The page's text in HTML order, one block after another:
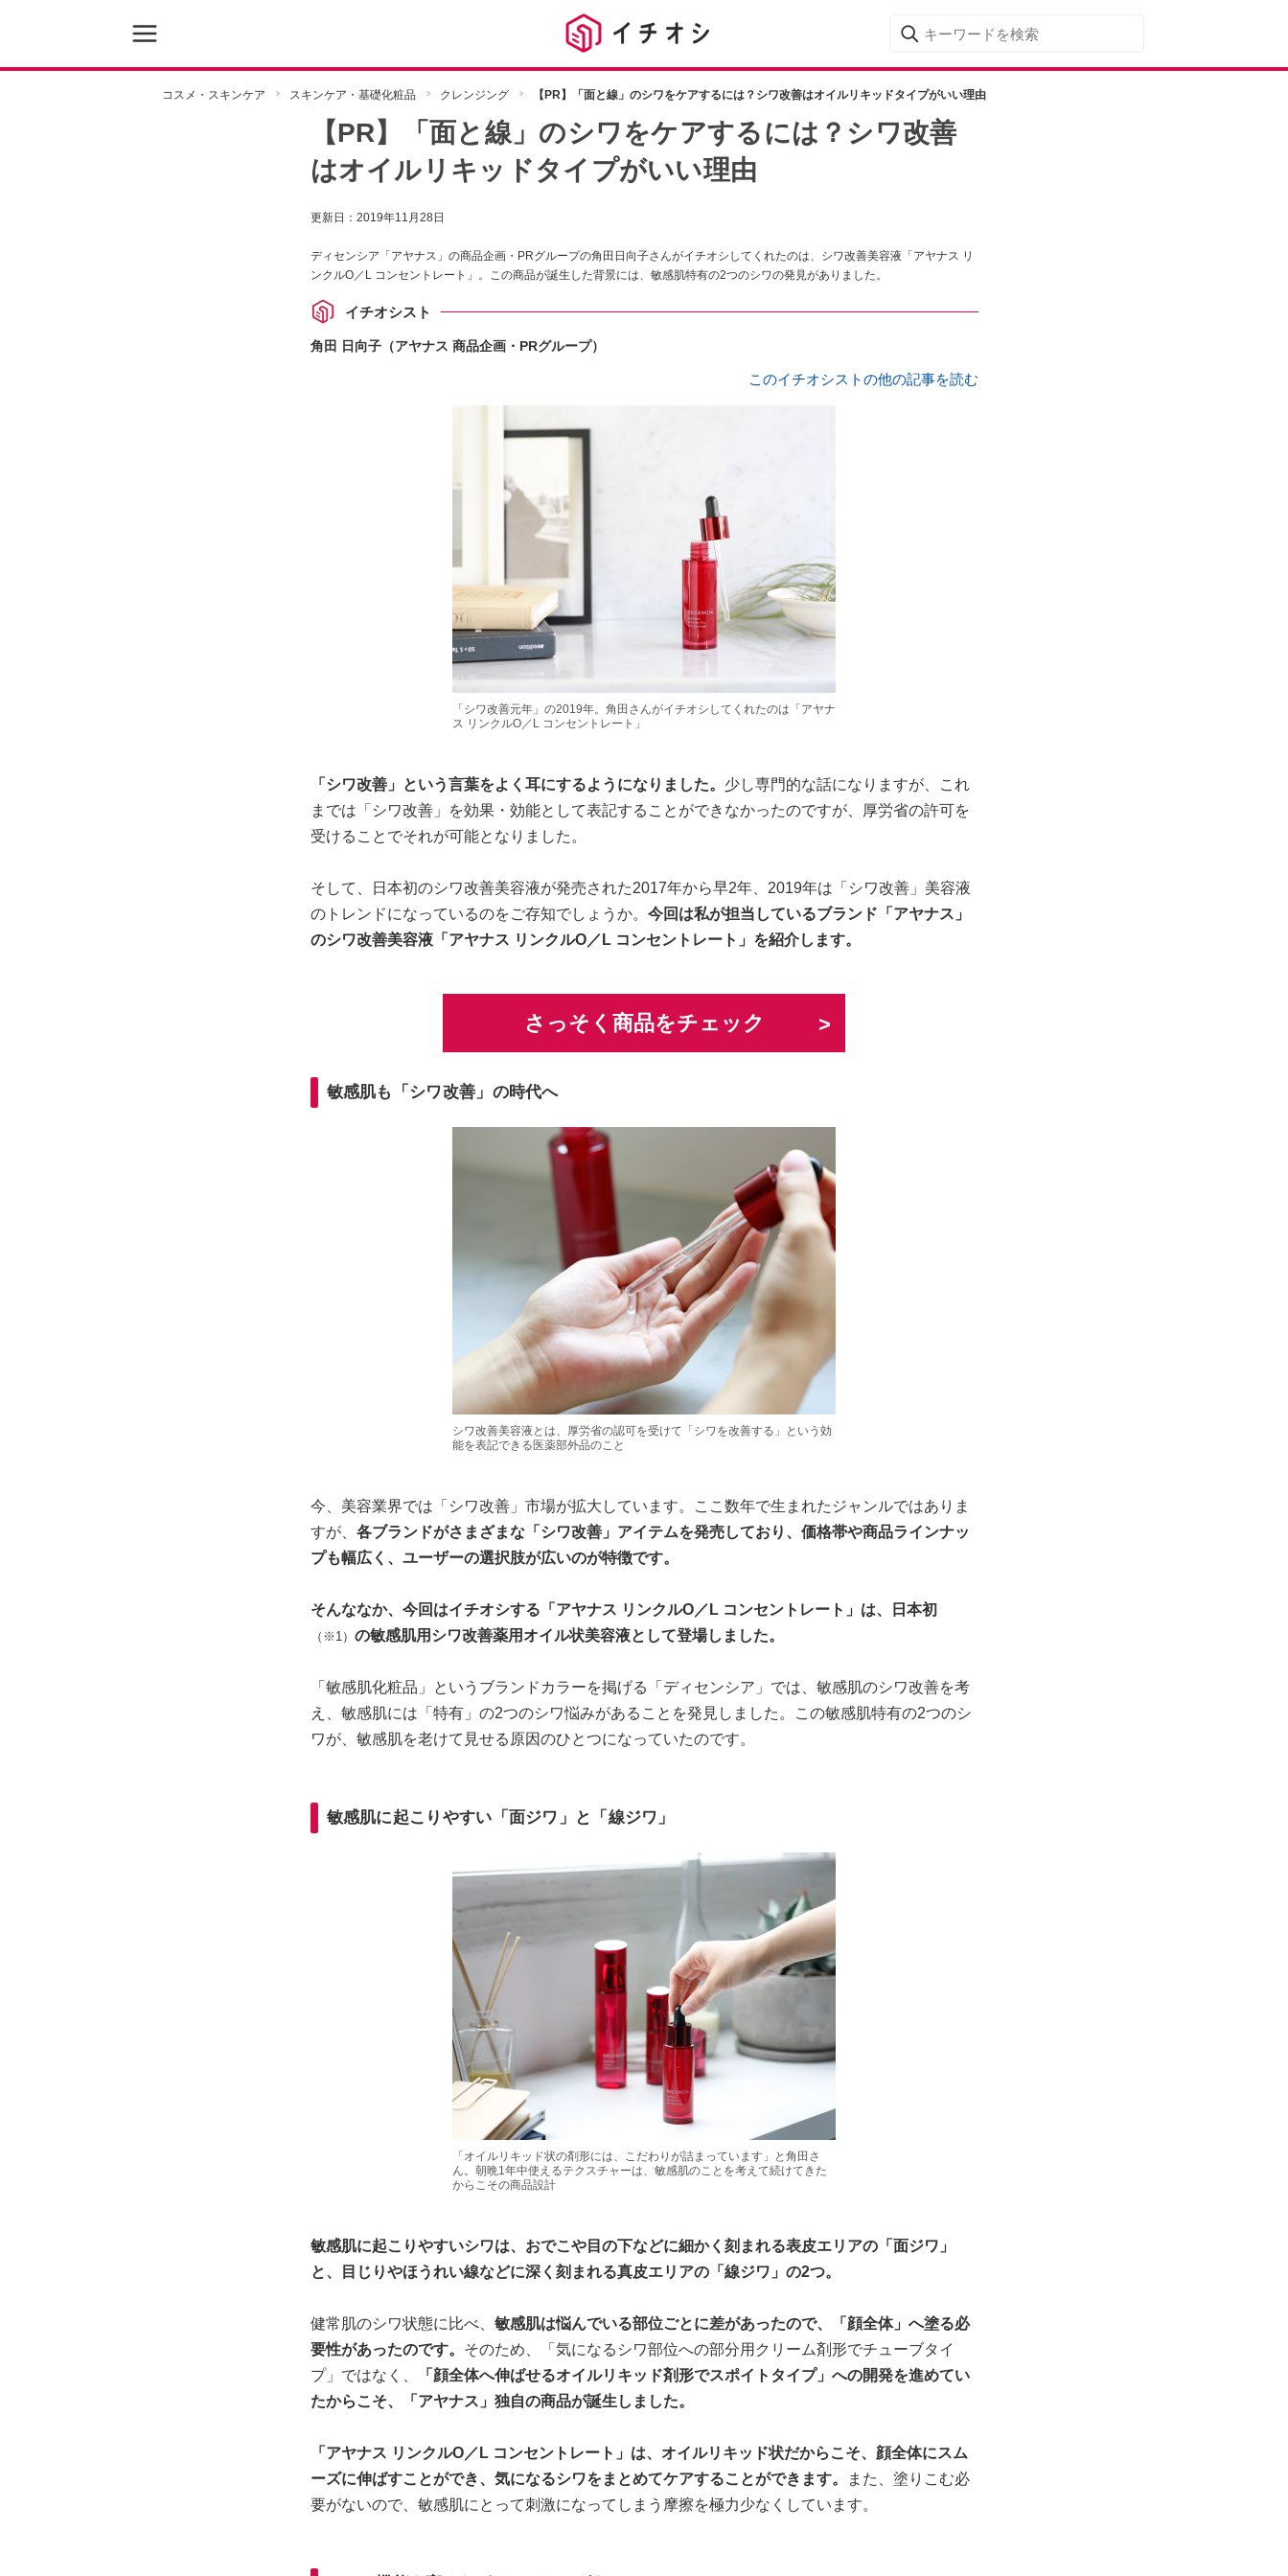
コスメ・スキンケア スキンケア・基礎化粧品 クレンジング 【PR】「面と線」のシワをケアするには？シワ改善はオイルリキッドタイプがいい理由
【PR】「面と線」のシワをケアするには？シワ改善
はオイルリキッドタイプがいい理由
更新日： 2019年11月28日
ディセンシア「アヤナス」の商品企画・PRグループの角田日向子さんがイチオシしてくれたのは、シワ改善美容液「アヤナス リ
ンクルO／L コンセントレート」。この商品が誕生した背景には、敏感肌特有の2つのシワの発見がありました。
イチオシスト
角田 日向子（アヤナス 商品企画・PRグループ）
このイチオシストの他の記事を読む
「シワ改善元年」の2019年。角田さんがイチオシしてくれたのは「アヤナ
ス リンクルO／L コンセントレート」
「シワ改善」という言葉をよく耳にするようになりました。 少し専門的な話になりますが、これ
までは「シワ改善」を効果・効能として表記することができなかったのですが、厚労省の許可を
受けることでそれが可能となりました。
そして、日本初のシワ改善美容液が発売された2017年から早2年、2019年は「シワ改善」美容液
のトレンドになっているのをご存知でしょうか。 今回は私が担当しているブランド「アヤナス」
のシワ改善美容液「アヤナス リンクルO／L コンセントレート」を紹介します。
さっそく商品をチェック
敏感肌も「シワ改善」の時代へ
シワ改善美容液とは、厚労省の認可を受けて「シワを改善する」という効
能を表記できる医薬部外品のこと
今、美容業界では「シワ改善」市場が拡大しています。ここ数年で生まれたジャンルではありま
すが、 各ブランドがさまざまな「シワ改善」アイテムを発売しており、価格帯や商品ラインナッ
プも幅広く、ユーザーの選択肢が広いのが特徴です。
そんななか、今回はイチオシする「アヤナス リンクルO／L コンセントレート」は、日本初
（※1） の敏感肌用シワ改善薬用オイル状美容液として登場しました。
「敏感肌化粧品」というブランドカラーを掲げる「ディセンシア」では、敏感肌のシワ改善を考
え、敏感肌には「特有」の2つのシワ悩みがあることを発見しました。この敏感肌特有の2つのシ
ワが、敏感肌を老けて見せる原因のひとつになっていたのです。
敏感肌に起こりやすい「面ジワ」と「線ジワ」
「オイルリキッド状の剤形には、こだわりが詰まっています」と角田さ
ん。朝晩1年中使えるテクスチャーは、敏感肌のことを考えて続けてきた
からこその商品設計
敏感肌に起こりやすいシワは、おでこや目の下などに細かく刻まれる表皮エリアの「面ジワ」
と、目じりやほうれい線などに深く刻まれる真皮エリアの「線ジワ」の2つ。
健常肌のシワ状態に比べ、 敏感肌は悩んでいる部位ごとに差があったので、「顔全体」へ塗る必
要性があったのです。 そのため、「気になるシワ部位への部分用クリーム剤形でチューブタイ
プ」ではなく、
「顔全体へ伸ばせるオイルリキッド剤形でスポイトタイプ」への開発を進めてい
たからこそ、「アヤナス」独自の商品が誕生しました。
「アヤナス リンクルO／L コンセントレート」は、オイルリキッド状だからこそ、顔全体にスム
ーズに伸ばすことができ、気になるシワをまとめてケアすることができます。
また、塗りこむ必
要がないので、敏感肌にとって刺激になってしまう摩擦を極力少なくしています。